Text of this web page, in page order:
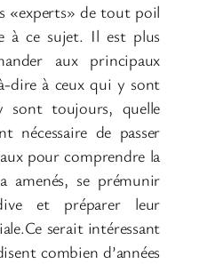
«experts» de tout poil
à ce sujet. Il est plus
aux principaux
dire à ceux qui y sont
sont toujours, quelle
nécessaire de passer
pour comprendre la
amenés, se prémunir
et préparer leur
serait intéressant
combien d’années